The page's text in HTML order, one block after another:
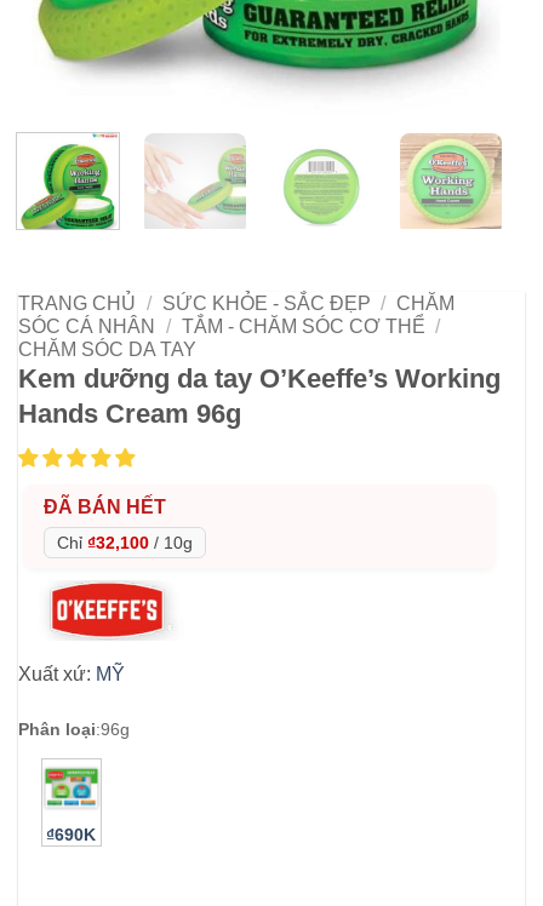
TRANG CHỦ / SỨC KHỎE - SẮC ĐẸP / CHĂM
SÓC CÁ NHÂN
/ TẮM - CHĂM SÓC CƠ THỂ /
CHĂM SÓC DA TAY
Kem dưỡng da tay O’Keeffe’s Working
Hands Cream 96g
ĐÃ BÁN HẾT
Chỉ ₫32,100 / 10g
Xuất xứ: MỸ
Phân loại:96g
₫690K